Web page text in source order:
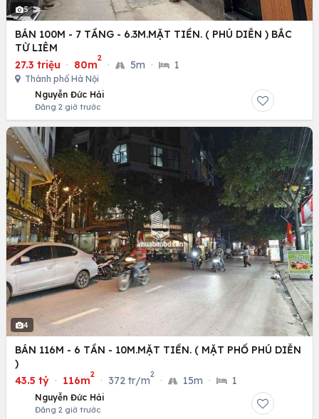
5
BÁN 100M - 7 TẦNG - 6.3M.MẶT TIỀN. ( PHÚ DIỄN ) BẮC
TỪ LIÊM
27.3 triệu · 80m
2
· 5m · 1
Thành phố Hà Nội
Nguyễn Đức Hải
Đăng 2 giờ trước
4
BÁN 116M - 6 TẦN - 10M.MẶT TIỀN. ( MẶT PHỐ PHÚ DIỄN
)
43.5 tỷ · 116m
2
· 372 tr/m
2
· 15m · 1
Nguyễn Đức Hải
Đăng 2 giờ trước